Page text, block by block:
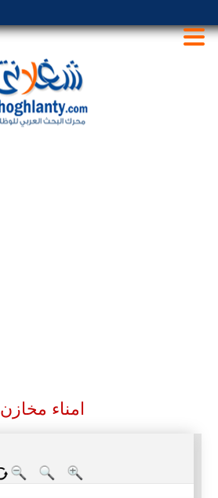
امناء مخازن